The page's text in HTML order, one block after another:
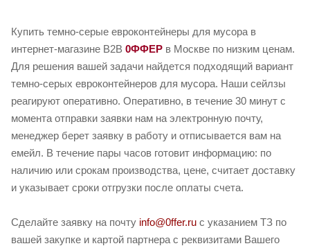
Купить темно-серые евроконтейнеры для мусора в
интернет-магазине B2B 0ФФЕР в Москве по низким ценам.
Для решения вашей задачи найдется подходящий вариант
темно-серых евроконтейнеров для мусора. Наши сейлзы
реагируют оперативно. Оперативно, в течение 30 минут с
момента отправки заявки нам на электронную почту,
менеджер берет заявку в работу и отписывается вам на
емейл. В течение пары часов готовит информацию: по
наличию или срокам производства, цене, считает доставку
и указывает сроки отгрузки после оплаты счета.
Сделайте заявку на почту info@0ffer.ru с указанием ТЗ по
вашей закупке и картой партнера с реквизитами Вашего